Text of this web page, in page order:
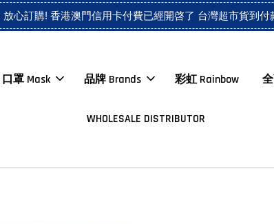
放心訂購! 香港澳門信用卡付費已經開啓了 台灣超市貨到付
口罩 Mask 品牌 Brands 彩虹 Rainbow
WHOLESALE DISTRIBUTOR